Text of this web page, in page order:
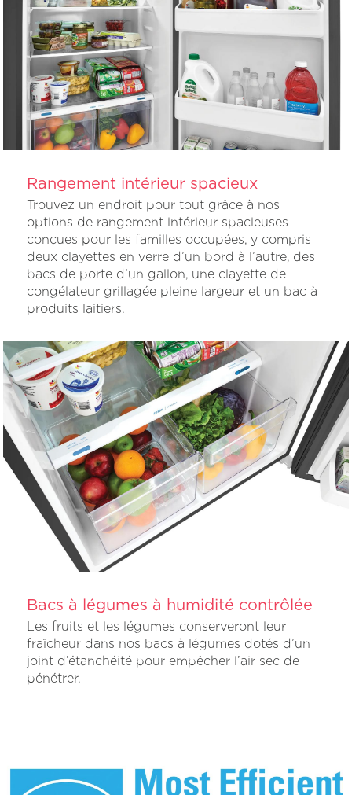
Rangement intérieur spacieux
Trouvez un endroit pour tout grâce à nos
options de rangement intérieur spacieuses
conçues pour les familles occupées, y compris
deux clayettes en verre d’un bord à l’autre, des
bacs de porte d’un gallon, une clayette de
congélateur grillagée pleine largeur et un bac à
produits laitiers.
Bacs à légumes à humidité contrôlée
Les fruits et les légumes conserveront leur
fraîcheur dans nos bacs à légumes dotés d’un
joint d’étanchéité pour empêcher l’air sec de
pénétrer.